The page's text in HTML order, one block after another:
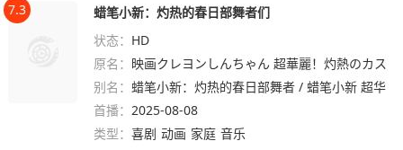
7.3
蜡笔小新：灼热的春日部舞者们
状态： HD
原名： 映画クレヨンしんちゃん 超華麗！灼熱のカス
カベダンサーズ
别名：蜡笔小新：灼热的春日部舞者 / 蜡笔小新 超华
丽！灼热的春日部舞者 / 电影蜡笔小新：超华
丽！灼热的春日部舞者们(台) / 蜡笔小新剧场
首播：2025-08-08
类型：喜剧 动画 家庭 音乐